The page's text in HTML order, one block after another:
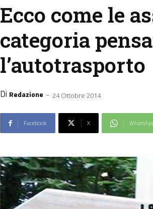
Ecco come le
categoria
l’autotrasporto
Di Redazione - 24 Ottobre 2014
Facebook X